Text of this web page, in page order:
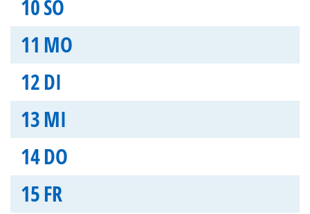
10SO
11 MO
12DI
13MI
14DO
15FR